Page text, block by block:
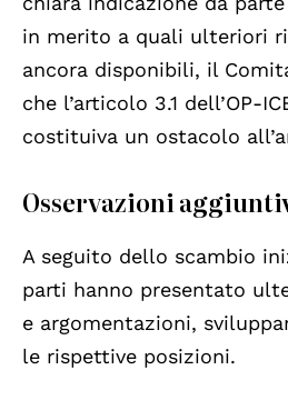
in merito a quali ulteriori
ancora disponibili, il
che l’articolo 3.1 dell’OP-
costituiva un ostacolo
Osservazioni
A seguito dello scambio
parti hanno presentato
e argomentazioni,
le rispettive posizioni.